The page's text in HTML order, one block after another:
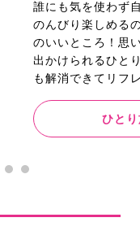
誰にも気を使わず
のんびり楽しめる
のいいところ！思
出かけられるひと
も解消できてリフ
ひと